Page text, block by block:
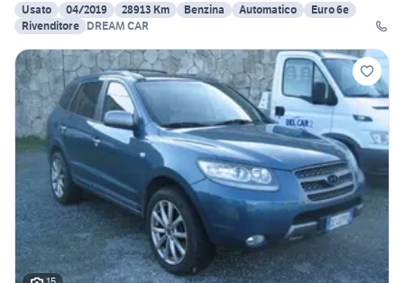
Usato
04/2019 28913 Km Benzina Automatico
Euro 6e
Rivenditore DREAM CAR